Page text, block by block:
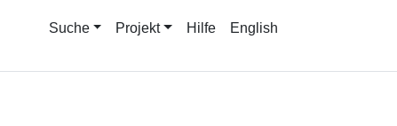
Suche Projekt Hilfe English